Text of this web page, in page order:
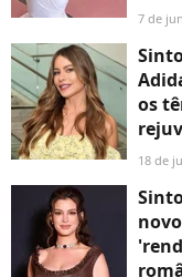
7 de
os
18 de